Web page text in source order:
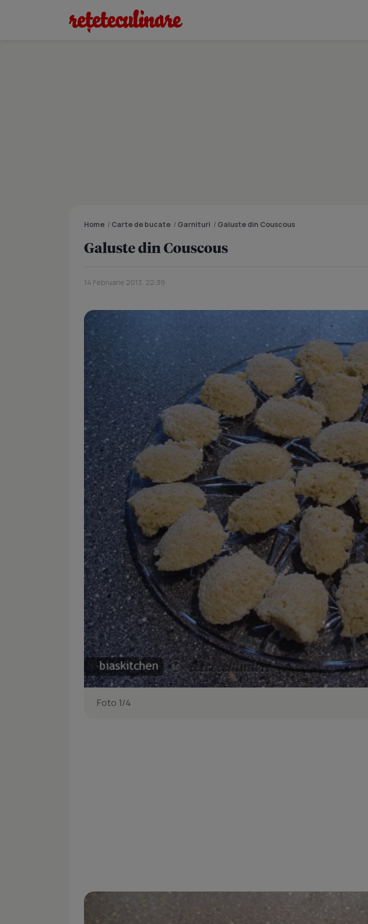
Home / Carte de bucate / Garnituri / Galuste din Couscous
Galuste din Couscous
14 Februarie 2013, 22:39
Foto 1/4